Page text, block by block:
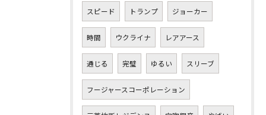
スピード トランプ ジョーカー
時間 ウクライナ レアアース
通じる 完璧 ゆるい スリーブ
フージャースコーポレーション